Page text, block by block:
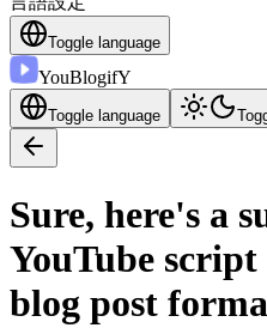
Toggle language
YouBlogifY
Toggle language
Sure, here's a
YouTube
blog post